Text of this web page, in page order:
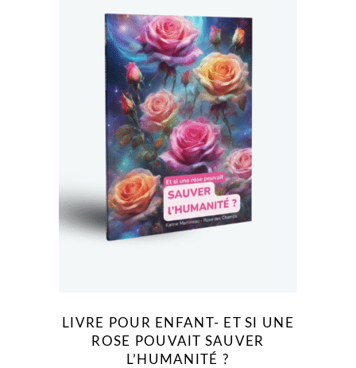
LIVRE POUR ENFANT- ET SI UNE
ROSE POUVAIT SAUVER
L’HUMANITÉ ?